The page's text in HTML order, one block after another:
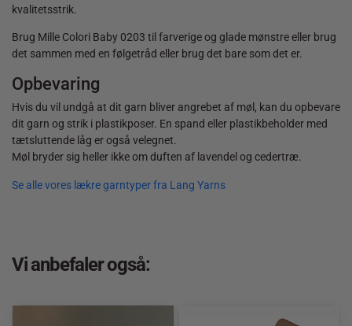
kvalitetsstrik.
Brug Mille Colori Baby 0203 til farverige og glade mønstre eller brug
det sammen med en følgetråd eller brug det bare som det er.
Opbevaring
Hvis du vil undgå at dit garn bliver angrebet af møl, kan du opbevare
dit garn og strik i plastikposer. En spand eller plastikbeholder med
tætsluttende låg er også velegnet.
Møl bryder sig heller ikke om duften af lavendel og cedertræ.
Se alle vores lækre garntyper fra Lang Yarns
Vi anbefaler også: